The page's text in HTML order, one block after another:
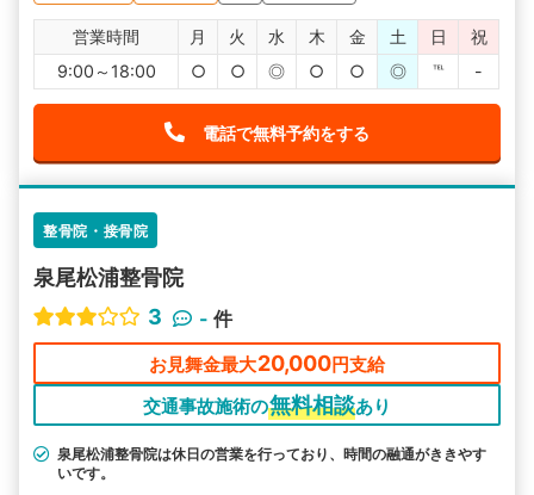
営業時間 月 火 水 木 金 土 日
祝
9:00～18:00
○ ○ ◎ ○ ○ ◎ ℡ -
電話で無料予約をする
整骨院・接骨院
泉尾松浦整骨院
3
- 件
お見舞金最大20,000円支給
交通事故施術の無料相談あり
泉尾松浦整骨院は休日の営業を行っており、時間の融通がききやす
いです。